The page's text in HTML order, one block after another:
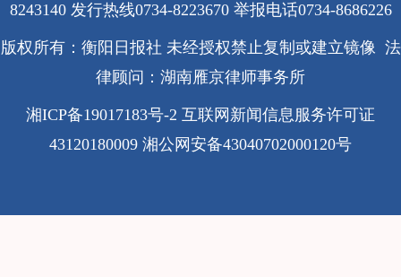
8243140 发行热线0734-8223670 举报电话0734-8686226
版权所有：衡阳日报社 未经授权禁止复制或建立镜像 法
律顾问：湖南雁京律师事务所
湘ICP备19017183号-2 互联网新闻信息服务许可证
43120180009 湘公网安备43040702000120号